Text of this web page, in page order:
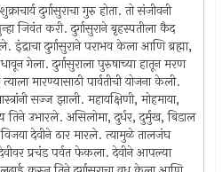
दुर्गासुराचा गुरु होता. तो संजीवनी
जिवंत करी. दुर्गासुराने बृहस्पतीला कैद
दुर्गासुराने पराभव केला आणि ब्रह्मा,
गेला. दुर्गासुराला पुरुषाच्या हातून मरण
मारण्यासाठी पार्वतीची योजना केली.
सज्ज झाली. महायक्षिणी, मोहमाया,
तिने उभारले. असिलोमा, दुर्धर, दुर्मुख, बिडाल
विजया देवीने ठार मारले. त्यामुळे तालजंघ
प्रचंड पर्वत फेकला. देवीने आपल्या